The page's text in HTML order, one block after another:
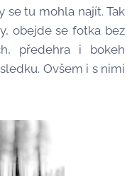
se tu mohla najít. Tak
obejde se fotka bez
předehra i bokeh
Ovšem i s nimi